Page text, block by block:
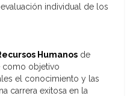
individual de los
Humanos de
como objetivo
el conocimiento y las
carrera exitosa en la